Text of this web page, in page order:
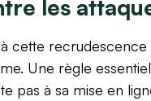
les
cette recrudescence
Une règle
pas à sa mise en